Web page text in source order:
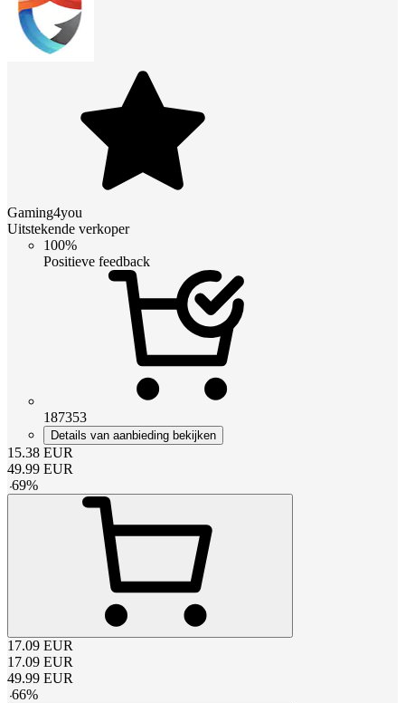
Gaming4you
Uitstekende verkoper
100%
Positieve feedback
187353
Details van aanbieding bekijken
15.38 EUR
49.99 EUR
-69%
17.09 EUR
17.09 EUR
49.99 EUR
-66%